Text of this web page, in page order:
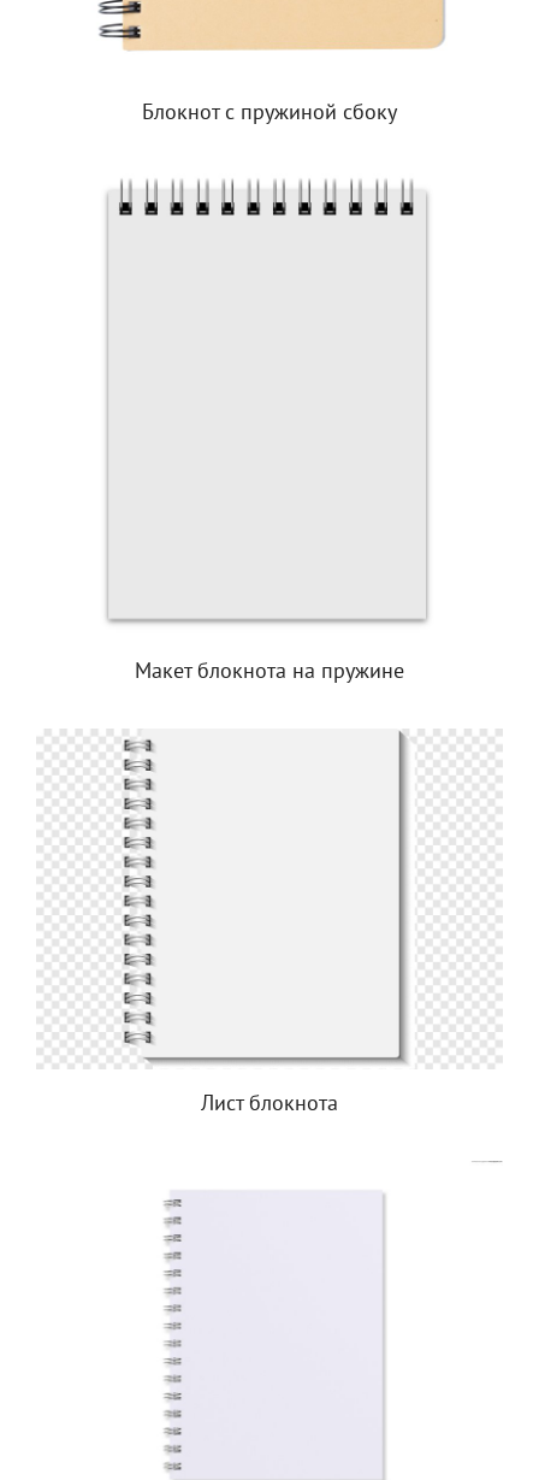
Блокнот с пружиной сбоку
Макет блокнота на пружине
Лист блокнота